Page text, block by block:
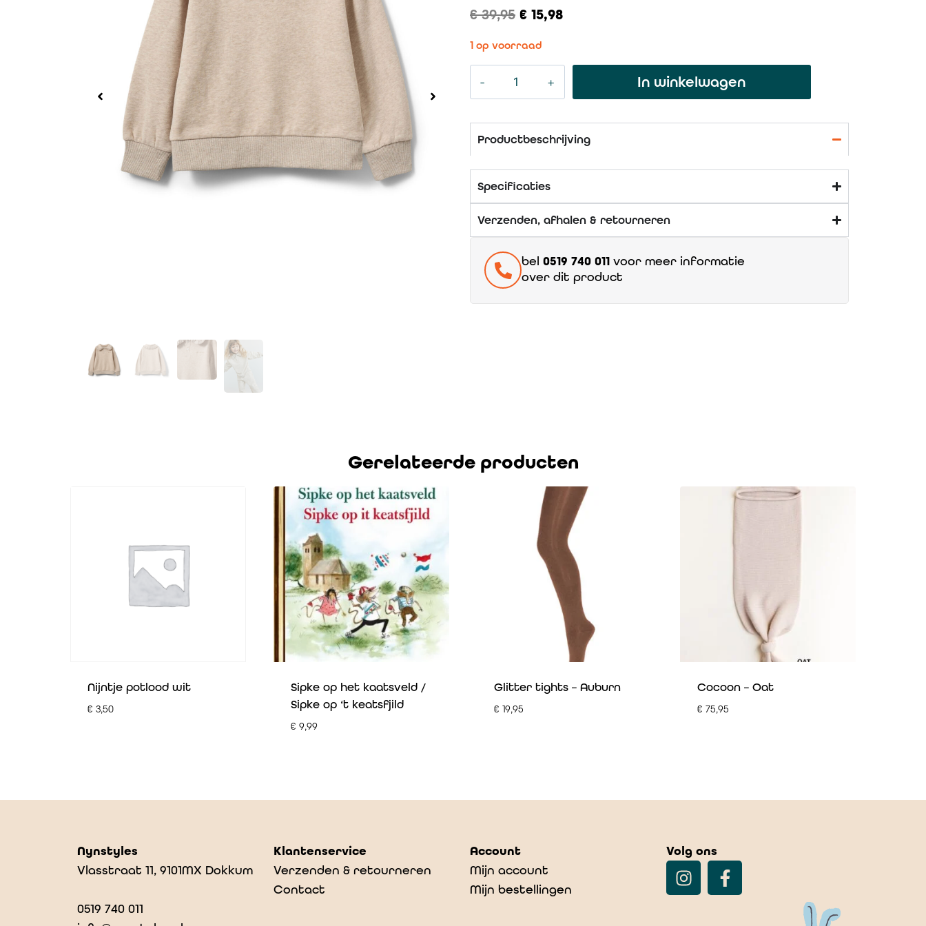
€39,95 € 15,98
1 op voorraad
In winkelwagen
Productbeschrijving
Specificaties
Verzenden, afhalen & retourneren
bel 0519 740 011 voor meer informatie
over dit product
Gerelateerde producten
Nijntje potlood wit
€ 3,50
Sipke op het kaatsveld /
Sipke op ‘t keatsfjild
€ 9,99
Glitter tights – Auburn
€ 19,95
Cocoon – Oat
€ 75,95
Nynstyles
Vlasstraat 11, 9101MX Dokkum
0519 740 011
Klantenservice
Verzenden & retourneren
Contact
Account
Mijn account
Mijn bestellingen
Volg ons